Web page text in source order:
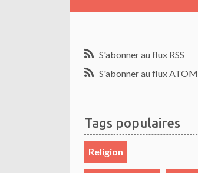
S'abonner au flux RSS
S'abonner au flux ATOM
Tags populaires
Religion